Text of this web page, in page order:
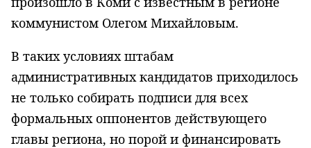
коммунистом Олегом Михайловым.
В таких условиях штабам
административных кандидатов приходилось
не только собирать подписи для всех
формальных оппонентов действующего
главы региона, но порой и финансировать